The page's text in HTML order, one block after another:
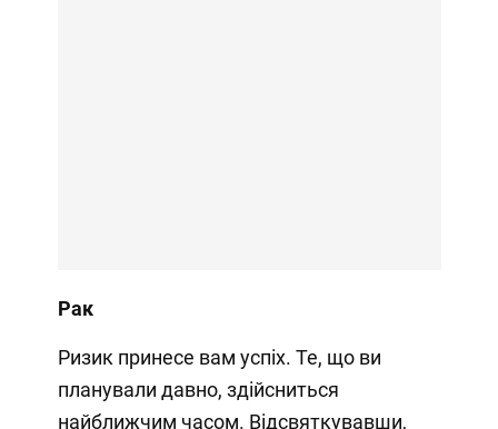
Рак
Ризик принесе вам успіх. Те, що ви
планували давно, здійсниться
найближчим часом. Відсвяткувавши,